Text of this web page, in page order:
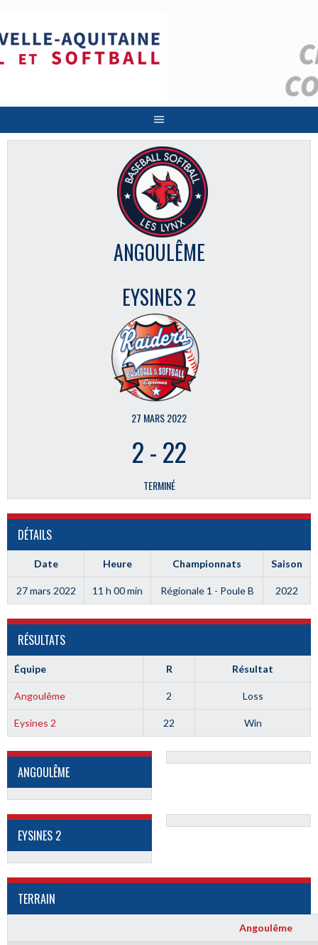
contenu
ANGOULÊME
EYSINES 2
27 MARS 2022
2-22
TERMINÉ
DÉTAILS
Date Heure Championnats Saison
27 mars 2022 11 h 00 min Régionale 1 - Poule B 2022
RÉSULTATS
Équipe R Résultat
Angoulême 2 Loss
Eysines 2 22 Win
ANGOULÊME
EYSINES 2
TERRAIN
Angoulême